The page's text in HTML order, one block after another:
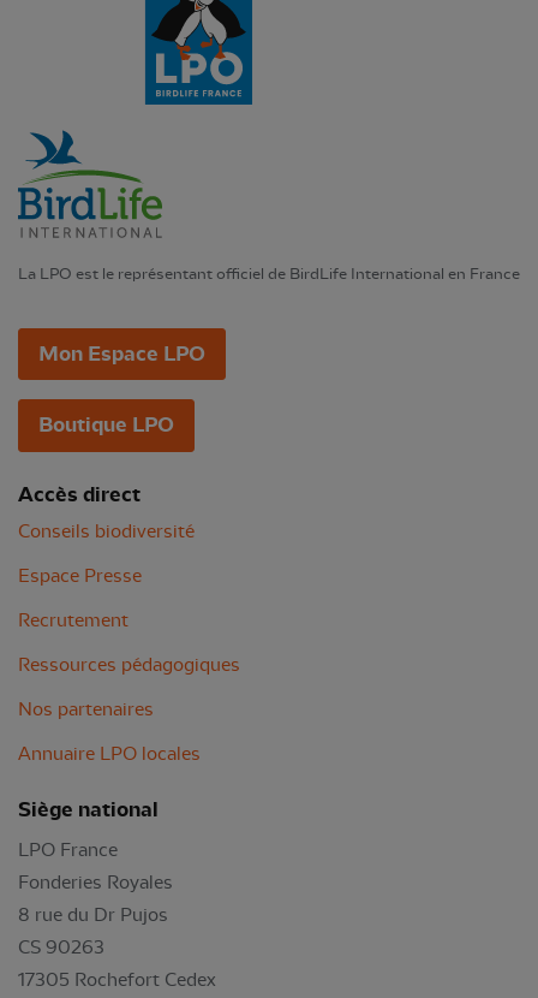
La LPO est le représentant officiel de BirdLife International en France
Mon Espace LPO
Boutique LPO
Accès direct
Conseils biodiversité
Espace Presse
Recrutement
Ressources pédagogiques
Nos partenaires
Annuaire LPO locales
Siège national
LPO France
Fonderies Royales
8 rue du Dr Pujos
CS 90263
17305 Rochefort Cedex